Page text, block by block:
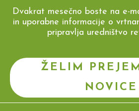
Dvakrat mesečno boste na e-
in uporabne informacije o
pripravlja uredništvo
ŽELIM
NOVICE